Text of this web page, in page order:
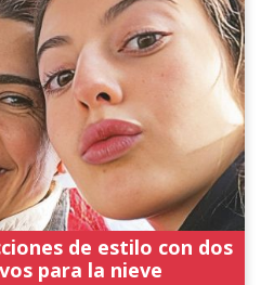
de estilo con dos
para la nieve